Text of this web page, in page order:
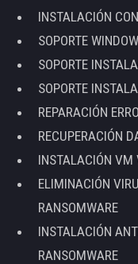
INSTALACIÓN
SOPORTE
SOPORTE
SOPORTE
REPARACIÓN
RECUPERACIÓN
INSTALACIÓN VM
ELIMINACIÓN
RANSOMWARE
INSTALACIÓN
RANSOMWARE